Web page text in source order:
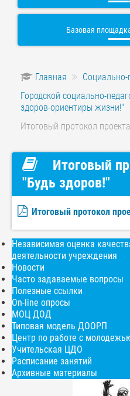
Базовая
Главная
Социально-
Городской социально-
здоров-ориентиры жизни!"
Итоговый протокол
Итоговый
"Будь здоров!"
Итоговый протокол
Независимая оценка
деятельности учреждения
Новости
Часто задаваемые вопросы
Полезные ссылки
On-line опросы
МОЦ ДОД
Типовая модель ДООРП
Центр по работе с
Учительская ЦДО
Расписание занятий
Архивные материалы